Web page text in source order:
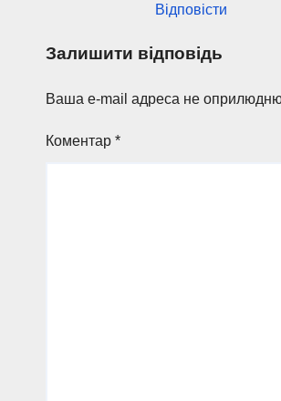
Відповісти
Залишити відповідь
Ваша e-mail адреса не
Коментар *